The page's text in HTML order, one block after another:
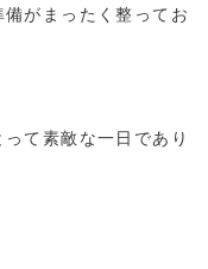
がまったく整ってお
て素敵な一日であり